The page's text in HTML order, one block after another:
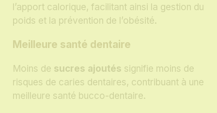
l’apport calorique, facilitant ainsi la gestion du
poids et la prévention de l’obésité.
Meilleure santé dentaire
Moins de sucres ajoutés signifie moins de
risques de caries dentaires, contribuant à une
meilleure santé bucco-dentaire.